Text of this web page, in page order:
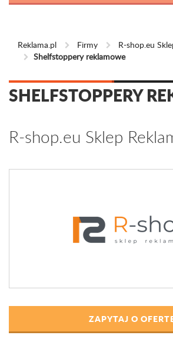
Reklama.pl Firmy
R-shop.eu
Shelfstoppery reklamowe
SHELFSTOPPERY
R-shop.eu Sklep
ZAPYTAJ O